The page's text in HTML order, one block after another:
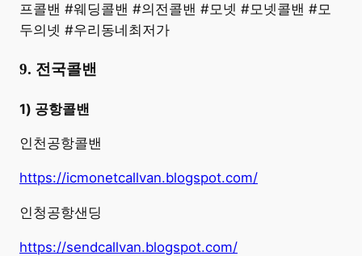
프콜밴 #웨딩콜밴 #의전콜밴 #모넷 #모넷콜밴 #모
두의넷 #우리동네최저가
9. 전국콜밴
1) 공항콜밴
인천공항콜밴
https://icmonetcallvan.blogspot.com/
인청공항샌딩
https://sendcallvan.blogspot.com/